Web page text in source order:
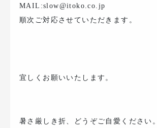
MAIL:slow@itoko.co.jp
順次ご対応させていただきます。
宜しくお願いいたします。
暑さ厳しき折、どうぞご自愛ください。